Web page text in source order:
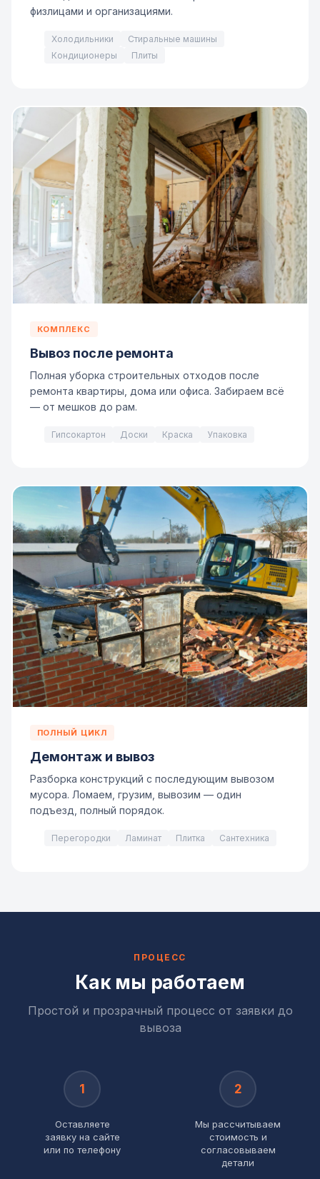
физлицами и организациями.
Холодильники
Стиральные машины
Кондиционеры
Плиты
КОМПЛЕКС
Вывоз после ремонта
Полная уборка строительных отходов после
ремонта квартиры, дома или офиса. Забираем всё
— от мешков до рам.
Гипсокартон Доски Краска Упаковка
ПОЛНЫЙ ЦИКЛ
Демонтаж и вывоз
Разборка конструкций с последующим вывозом
мусора. Ломаем, грузим, вывозим — один
подъезд, полный порядок.
Перегородки Ламинат Плитка Сантехника
ПРОЦЕСС
Как мы работаем
Простой и прозрачный процесс от заявки до
вывоза
1
Оставляете
заявку на сайте
или по телефону
2
Мы рассчитываем
стоимость и
согласовываем
детали